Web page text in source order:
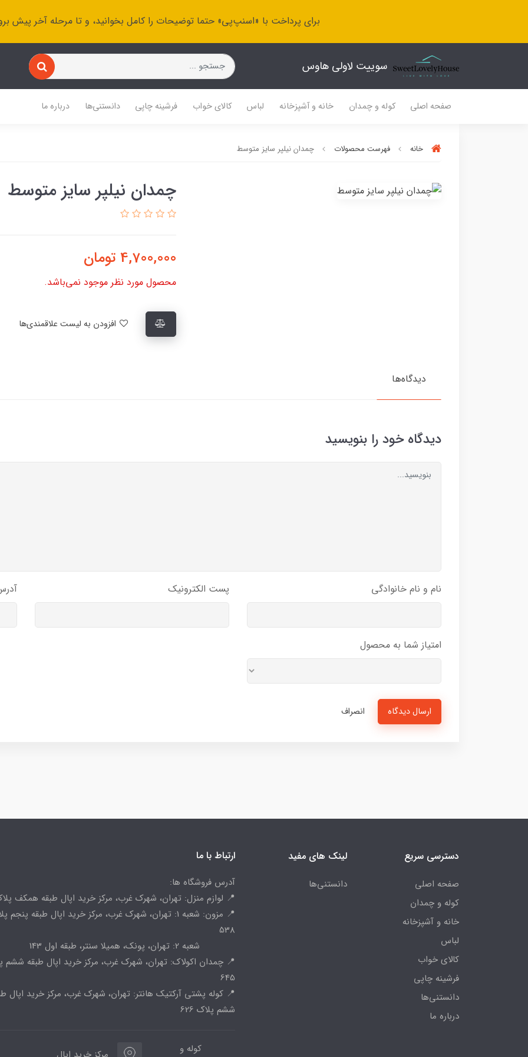
برای پرداخت با «اسنپ‌پی» حتما توضیحات را کامل بخوانید، و تا مرحله آخر پیش
سوییت لاولی هاوس
صفحه اصلی کوله و چمدان خانه و آشپزخانه لباس کالای خواب فرشینه چاپی دانستنی‌ها درباره ما
خانه فهرست محصولات چمدان نیلپر سایز متوسط
چمدان نیلپر سایز متوسط
4,700,000 تومان
محصول مورد نظر موجود نمی‌باشد.
دیدگاه‌ها
دیدگاه خود را بنویسید
نام و نام خانوادگی پست الکترونیک
امتیاز شما به محصول
ارسال دیدگاه انصراف
دسترسی سریع
صفحه اصلی
کوله و چمدان
خانه و آشپزخانه
لباس
کالای خواب
فرشینه چاپی
دانستنی‌ها
درباره ما
لینک های مفید
دانستنی‌ها
ارتباط با ما
آدرس فروشگاه ها:
📍 لوازم منزل: تهران، شهرک غرب، مرکز خرید اپال طبقه همکف پلاک
📍 مزون: شعبه 1: تهران، شهرک غرب، مرکز خرید اپال طبقه پنجم
538
شعبه 2: تهران، پونک، همیلا سنتر، طبقه اول 143
📍 چمدان اکولاک: تهران، شهرک غرب، مرکز خرید اپال طبقه ششم
645
📍 کوله پشتی آرکتیک هانتر: تهران، شهرک غرب، مرکز خرید اپال
ششم پلاک 626
کوله و